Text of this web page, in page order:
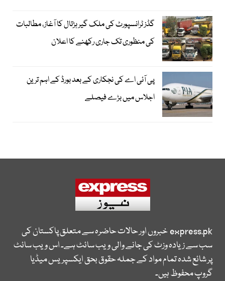
گڈز ٹرانسپورٹ کی ملک گیر ہڑتال کا آغاز، مطالبات
کی منظوری تک جاری رکھنے کا اعلان
پی آئی اے کی نجکاری کے بعد بورڈ کے اہم ترین
اجلاس میں بڑے فیصلے
express.pkخبروں اور حالات حاضرہ سے متعلق پاکستان کی
سب سے زیادہ وزٹ کی جانے والی ویب سائٹ ہے۔ اس ویب سائٹ
پر شائع شدہ تمام مواد کے جملہ حقوق بحق ایکسپریس میڈیا
گروپ محفوظ ہیں۔